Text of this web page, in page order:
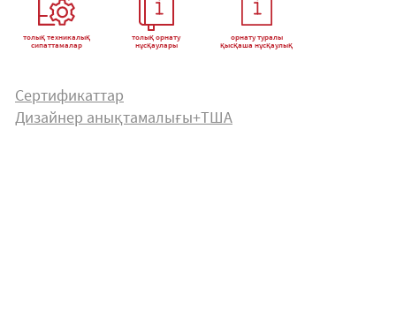
толық техникалық
сипаттамалар
толық орнату
нұсқаулары
орнату туралы
қысқаша нұсқаулық
Сертификаттар
Дизайнер анықтамалығы+ТША